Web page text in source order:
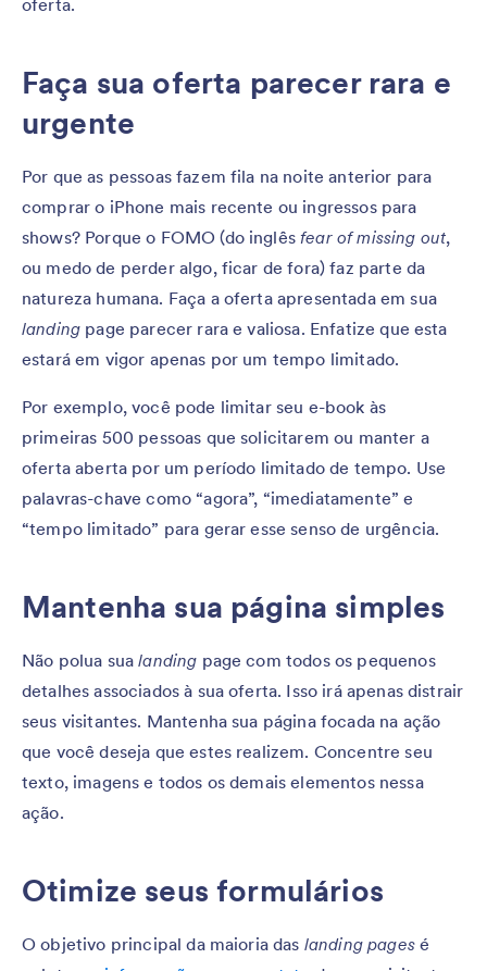
oferta.
Faça sua oferta parecer rara e
urgente
Por que as pessoas fazem fila na noite anterior para
comprar o iPhone mais recente ou ingressos para
shows? Porque o FOMO (do inglêsfear of missing out,
ou medo de perder algo, ficar de fora) faz parte da
natureza humana. Faça a oferta apresentada em sua
landing page parecer rara e valiosa. Enfatize que esta
estará em vigor apenas por um tempo limitado.
Por exemplo, você pode limitar seu e-book às
primeiras 500 pessoas que solicitarem ou manter a
oferta aberta por um período limitado de tempo. Use
palavras-chave como “agora”, “imediatamente” e
“tempo limitado” para gerar esse senso de urgência.
Mantenha sua página simples
Não polua sualanding page com todos os pequenos
detalhes associados à sua oferta. Isso irá apenas distrair
seus visitantes. Mantenha sua página focada na ação
que você deseja que estes realizem. Concentre seu
texto, imagens e todos os demais elementos nessa
ação.
Otimize seus formulários
O objetivo principal da maioria das landing pagesé